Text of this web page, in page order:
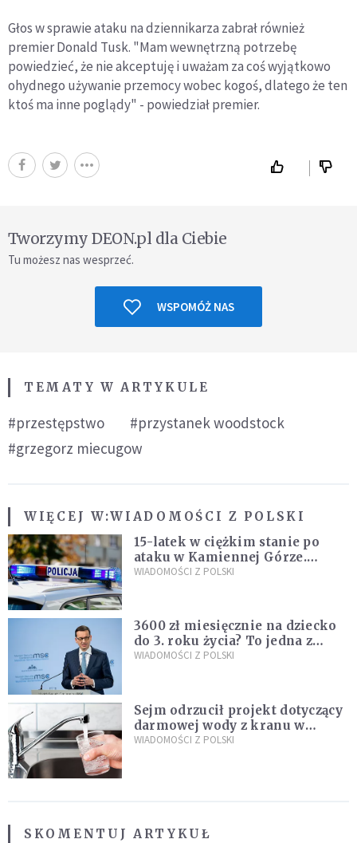
Głos w sprawie ataku na dziennikarza zabrał również
premier Donald Tusk. "Mam wewnętrzną potrzebę
powiedzieć, że nie akceptuję i uważam za coś wyjątkowo
ohydnego używanie przemocy wobec kogoś, dlatego że ten
ktoś ma inne poglądy" - powiedział premier.
Tworzymy DEON.pl dla Ciebie
Tu możesz nas wesprzeć.
WSPOMÓŻ NAS
TEMATY W ARTYKULE
#przestępstwo
#przystanek woodstock
#grzegorz miecugow
WIĘCEJ W:WIADOMOŚCI Z POLSKI
15-latek w ciężkim stanie po
ataku w Kamiennej Górze.
Policja zatrzymała dwóch
WIADOMOŚCI Z POLSKI
3600 zł miesięcznie na dziecko
do 3. roku życia? To jedna z
propozycji programu "Rozwój
WIADOMOŚCI Z POLSKI
Sejm odrzucił projekt dotyczący
darmowej wody z kranu w
restauracjach
WIADOMOŚCI Z POLSKI
SKOMENTUJ ARTYKUŁ